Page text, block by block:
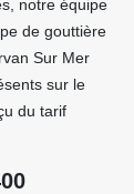
notre équipe
de gouttière
Sur Mer
sur le
du tarif